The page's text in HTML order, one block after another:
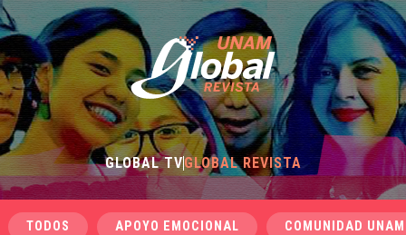
GLOBAL TVGLOBAL REVISTA
TODOS APOYO EMOCIONAL COMUNIDAD UNAM